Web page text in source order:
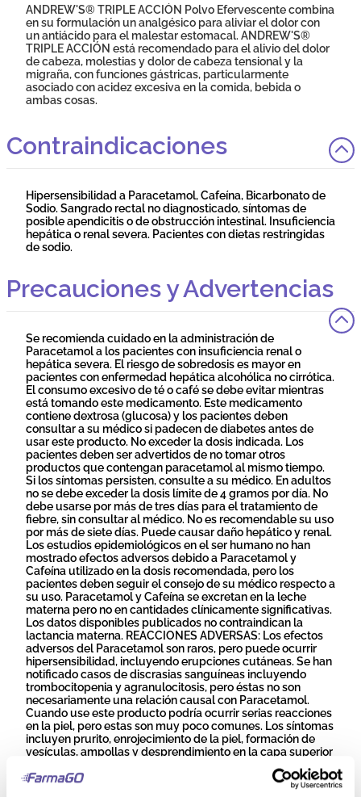
ANDREW'S® TRIPLE ACCIÓN Polvo Efervescente combina
en su formulación un analgésico para aliviar el dolor con
un antiácido para el malestar estomacal. ANDREW'S®
TRIPLE ACCIÓN está recomendado para el alivio del dolor
de cabeza, molestias y dolor de cabeza tensional y la
migraña, con funciones gástricas, particularmente
asociado con acidez excesiva en la comida, bebida o
ambas cosas.
Contraindicaciones
Hipersensibilidad a Paracetamol, Cafeína, Bicarbonato de
Sodio. Sangrado rectal no diagnosticado, síntomas de
posible apendicitis o de obstrucción intestinal. Insuficiencia
hepática o renal severa. Pacientes con dietas restringidas
de sodio.
Precauciones y Advertencias
Se recomienda cuidado en la administración de
Paracetamol a los pacientes con insuficiencia renal o
hepática severa. El riesgo de sobredosis es mayor en
pacientes con enfermedad hepática alcohólica no cirrótica.
El consumo excesivo de té o café se debe evitar mientras
está tomando este medicamento. Este medicamento
contiene dextrosa (glucosa) y los pacientes deben
consultar a su médico si padecen de diabetes antes de
usar este producto. No exceder la dosis indicada. Los
pacientes deben ser advertidos de no tomar otros
productos que contengan paracetamol al mismo tiempo.
Si los síntomas persisten, consulte a su médico. En adultos
no se debe exceder la dosis límite de 4 gramos por día. No
debe usarse por más de tres días para el tratamiento de
fiebre, sin consultar al médico. No es recomendable su uso
por más de siete días. Puede causar daño hepático y renal.
Los estudios epidemiológicos en el ser humano no han
mostrado efectos adversos debido a Paracetamol y
Cafeína utilizado en la dosis recomendada, pero los
pacientes deben seguir el consejo de su médico respecto a
su uso. Paracetamol y Cafeína se excretan en la leche
materna pero no en cantidades clínicamente significativas.
Los datos disponibles publicados no contraindican la
lactancia materna. REACCIONES ADVERSAS: Los efectos
adversos del Paracetamol son raros, pero puede ocurrir
hipersensibilidad, incluyendo erupciones cutáneas. Se han
notificado casos de discrasias sanguíneas incluyendo
trombocitopenia y agranulocitosis, pero éstas no son
necesariamente una relación causal con Paracetamol.
Cuando use este producto podría ocurrir serias reacciones
en la piel, pero estas son muy poco comunes. Los síntomas
incluyen prurito, enrojecimiento de la piel, formación de
vesículas, ampollas y desprendimiento en la capa superior